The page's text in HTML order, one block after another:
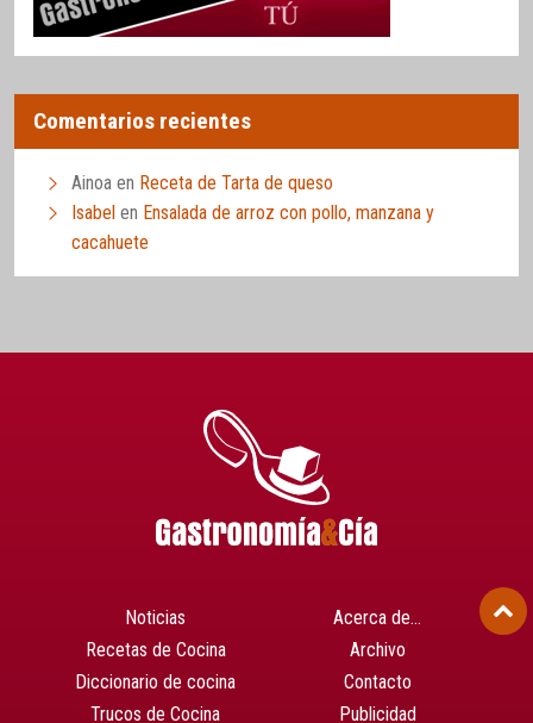
Comentarios recientes
Ainoa en Receta de Tarta de queso
Isabel en Ensalada de arroz con pollo, manzana y
cacahuete
Noticias
Recetas de Cocina
Diccionario de cocina
Trucos de Cocina
Acerca de…
Archivo
Contacto
Publicidad